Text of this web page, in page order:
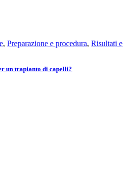
,Preparazione e procedura,Risultati e
un trapianto di capelli?